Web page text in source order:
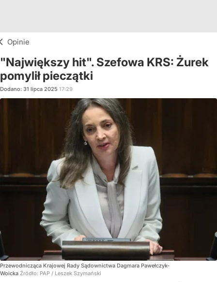
Opinie
"Największy hit". Szefowa KRS: Żurek
pomylił pieczątki
Dodano: 31 lipca 2025 17:29
Przewodnicząca Krajowej Rady Sądownictwa Dagmara Pawełczyk-
Woicka Źródło: PAP / Leszek Szymański